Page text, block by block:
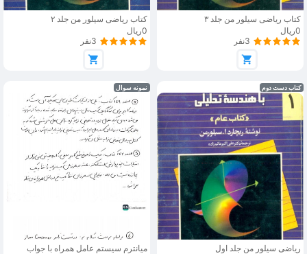
کتاب ریاضی سیلور من جلد ۳
0ریال
3نفر
کتاب ریاضی سیلور من جلد ۲
0ریال
3نفر
کتاب دست دوم
ریاضی سیلور من جلد اول
نمونه سوال
میانترم سیستم عامل همراه با جواب